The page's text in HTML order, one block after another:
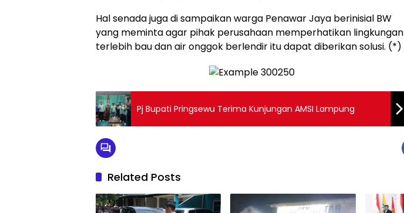
Hal senada juga di sampaikan warga Penawar Jaya berinisial BW
yang meminta agar pihak perusahaan memperhatikan lingkungan
terlebih bau dan air onggok berlendir itu dapat diberikan solusi. (*)
Pj Bupati Pringsewu Terima Kunjungan AMSI Lampung
Related Posts